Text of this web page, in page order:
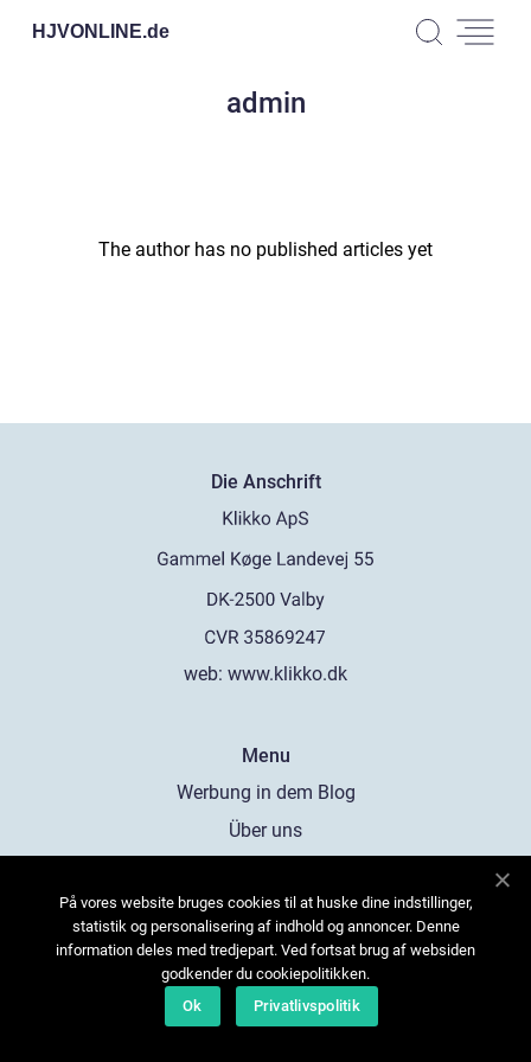
HJVONLINE.de
admin
The author has no published articles yet
Die Anschrift
web: www.klikko.dk
Menu
Werbung in dem Blog
Über uns
Kontaktiere uns
Sitemap
På vores website bruges cookies til at huske dine indstillinger,
statistik og personalisering af indhold og annoncer. Denne
information deles med tredjepart. Ved fortsat brug af websiden
godkender du cookiepolitikken.
Ok
Privatlivspolitik